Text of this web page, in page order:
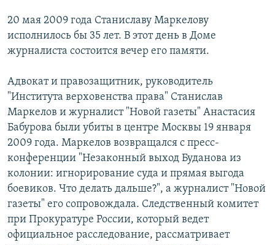
20 мая 2009 года Станиславу Маркелову
исполнилось бы 35 лет. В этот день в Доме
журналиста состоится вечер его памяти.
Адвокат и правозащитник, руководитель
"Института верховенства права" Станислав
Маркелов и журналист "Новой газеты" Анастасия
Бабурова были убиты в центре Москвы 19 января
2009 года. Маркелов возвращался с пресс-
конференции "Незаконный выход Буданова из
колонии: игнорирование суда и прямая выгода
боевиков. Что делать дальше?", а журналист "Новой
газеты" его сопровождала. Следственный комитет
при Прокуратуре России, который ведет
официальное расследование, рассматривает